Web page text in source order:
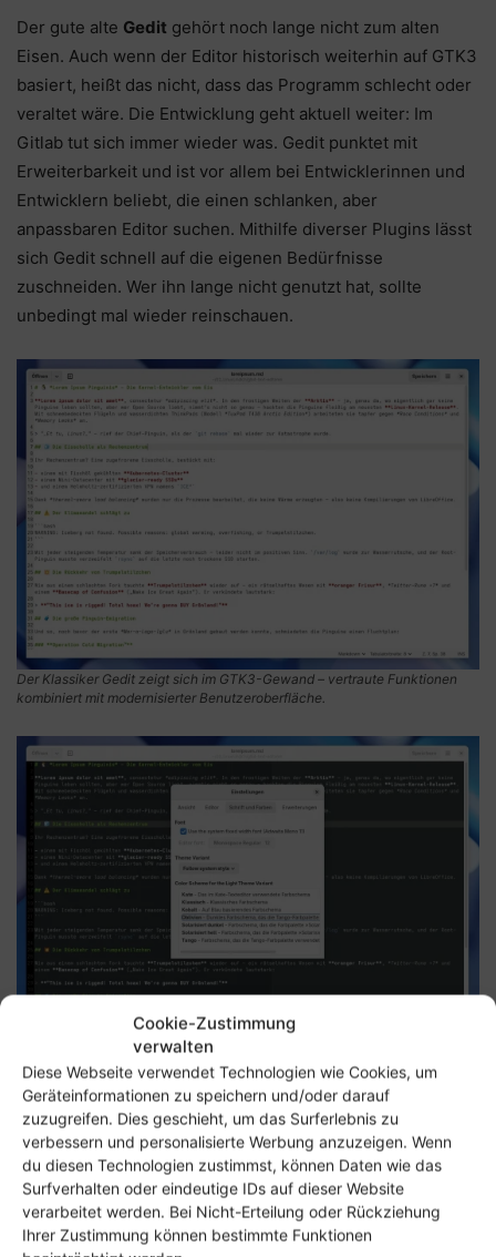
Cookie-Zustimmung
verwalten
Diese Webseite verwendet Technologien wie Cookies, um
Geräteinformationen zu speichern und/oder darauf
zuzugreifen. Dies geschieht, um das Surferlebnis zu
verbessern und personalisierte Werbung anzuzeigen. Wenn
du diesen Technologien zustimmst, können Daten wie das
Surfverhalten oder eindeutige IDs auf dieser Website
verarbeitet werden. Bei Nicht-Erteilung oder Rückziehung
Ihrer Zustimmung können bestimmte Funktionen
Der gute alte Gedit gehört noch lange nicht zum alten
Eisen. Auch wenn der Editor historisch weiterhin auf GTK3
basiert, heißt das nicht, dass das Programm schlecht oder
veraltet wäre. Die Entwicklung geht aktuell weiter: Im
Gitlab tut sich immer wieder was. Gedit punktet mit
Erweiterbarkeit und ist vor allem bei Entwicklerinnen und
Entwicklern beliebt, die einen schlanken, aber
anpassbaren Editor suchen. Mithilfe diverser Plugins lässt
sich Gedit schnell auf die eigenen Bedürfnisse
zuschneiden. Wer ihn lange nicht genutzt hat, sollte
unbedingt mal wieder reinschauen.
Der Klassiker Gedit zeigt sich im GTK3-Gewand – vertraute Funktionen
kombiniert mit modernisierter Benutzeroberfläche.
Flexible Einstellungen erlauben individuelle Farbthemen, Schriftarten und
Verhalten – ideal für Programmierer und Vielschreiber.
Projektseite
Flathub
Snap Store
GNOME Builder: Die All-in-One-IDE für